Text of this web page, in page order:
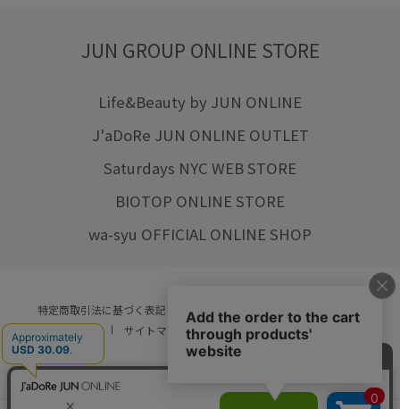
JUN GROUP ONLINE STORE
Life&Beauty by JUN ONLINE
J'aDoRe JUN ONLINE OUTLET
Saturdays NYC WEB STORE
BIOTOP ONLINE STORE
wa-syu OFFICIAL ONLINE SHOP
特定商取引法に基づく表記 プライバシーポリシー
会社概要
ご利用規約
サイトマップ リクルート ご利用ガイド